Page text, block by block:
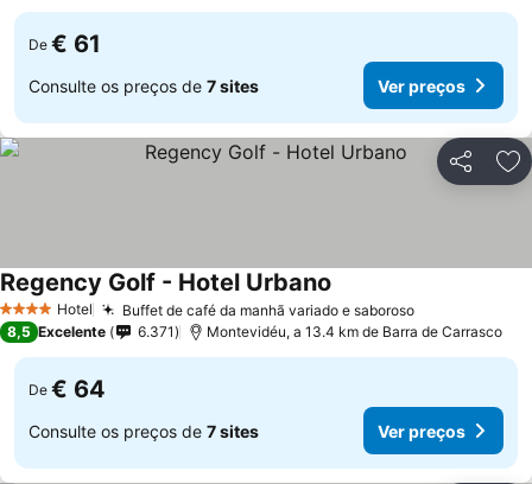
De € 61
Consulte os preços de 7 sites Ver preços
Partilhar
4 EstrelasHotel Buffet de café da manhã variado e saboroso
Regency Golf - Hotel Urbano
8,5 Excelente 6.371 Montevidéu, a 13.4 km de Barra de Carrasco
De € 64
Consulte os preços de 7 sites Ver preços